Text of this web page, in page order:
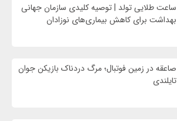
ساعت طلایی تولد | توصیه کلیدی سازمان جهانی
بهداشت برای کاهش بیماری‌های نوزادان
صاعقه در زمین فوتبال؛ مرگ دردناک بازیکن جوان
تایلندی